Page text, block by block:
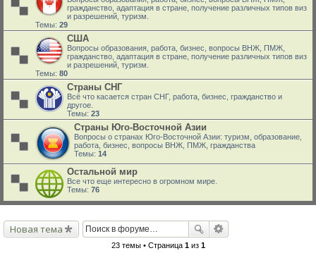
гражданство, адаптация в стране, получение различных типов виз
и разрешений, туризм.
Темы: 29
США
Вопросы образования, работа, бизнес, вопросы ВНЖ, ПМЖ,
гражданство, адаптация в стране, получение различных типов виз
и разрешений, туризм.
Темы: 80
Страны СНГ
Всё что касается стран СНГ, работа, бизнес, гражданство и
другое.
Темы: 23
Страны Юго-Восточной Азии
Вопросы о странах Юго-Восточной Азии: туризм, образование,
работа, бизнес, вопросы ВНЖ, ПМЖ, гражданства
Темы: 14
Остальной мир
Все что еще интересно в огромном мире.
Темы: 76
Новая тема
23 темы • Страница 1из 1